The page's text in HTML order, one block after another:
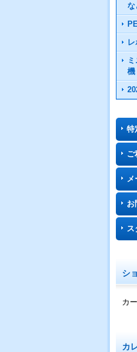
な
機
特
ご
メ
お
ス
シ
カ
カ